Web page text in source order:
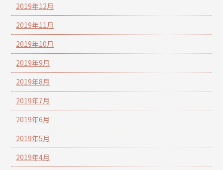
2019年12月
2019年11月
2019年10月
2019年9月
2019年8月
2019年7月
2019年6月
2019年5月
2019年4月